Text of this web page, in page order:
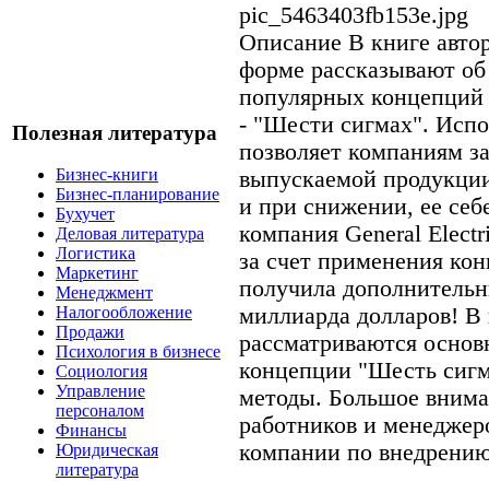
Полезная литература
Бизнес-книги
Бизнес-планирование
Бухучет
Деловая литература
Логистика
Маркетинг
Менеджмент
Налогообложение
Продажи
Психология в бизнесе
Социология
Управление
персоналом
Финансы
Юридическая
литература
pic_5463403fb153e.jpg
Описание В книге
форме рассказывают
популярных
- "Шести сигмах".
позволяет компаниям
выпускаемой
и при снижении, ее
компания General
за счет применения
получила
миллиарда долларов! В
рассматриваются
концепции "Шесть
методы. Большое
работников и
компании по